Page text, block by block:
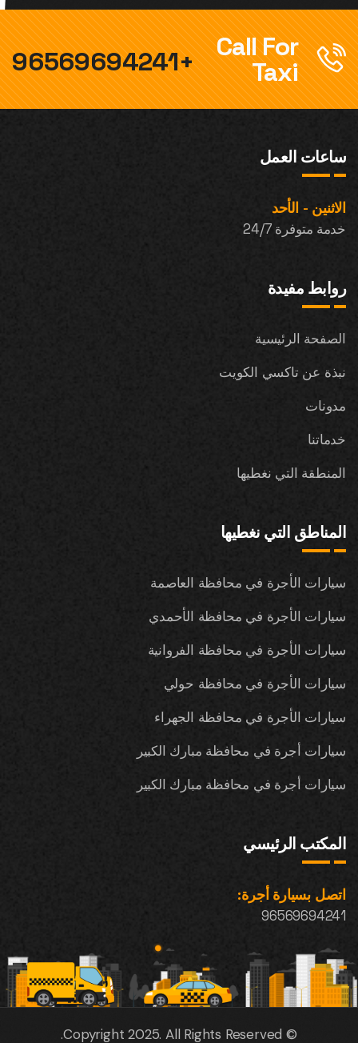
Call For
Taxi
+96569694241
ساعات العمل
الاثنين - الأحد
خدمة متوفرة 24/7
روابط مفيدة
الصفحة الرئيسية
نبذة عن تاكسي الكويت
مدونات
خدماتنا
المنطقة التي نغطيها
المناطق التي نغطيها
سيارات الأجرة في محافظة العاصمة
سيارات الأجرة في محافظة الأحمدي
سيارات الأجرة في محافظة الفروانية
سيارات الأجرة في محافظة حولي
سيارات الأجرة في محافظة الجهراء
سيارات أجرة في محافظة مبارك الكبير
سيارات أجرة في محافظة مبارك الكبير
المكتب الرئيسي
اتصل بسيارة أجرة:
96569694241
© Copyright 2025. All Rights Reserved.